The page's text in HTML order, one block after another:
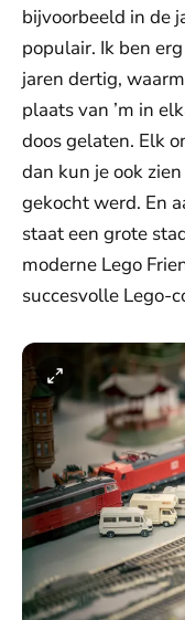
bijvoorbeeld in de
populair. Ik ben
jaren dertig,
plaats van ’m in
doos gelaten. Elk
dan kun je ook
gekocht werd. En
staat een grote
moderne Lego
succesvolle Lego-